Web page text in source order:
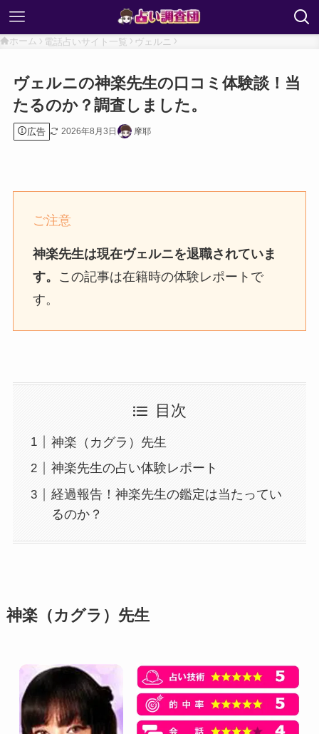
ホーム 電話占いサイト一覧 ヴェルニ
ヴェルニの神楽先生の口コミ体験談！当
たるのか？調査しました。
広告 2026年8月3日 摩耶
ご注意
神楽先生は現在ヴェルニを退職されていま
す。
この記事は在籍時の体験レポートで
す。
目次
神楽（カグラ）先生
神楽先生の占い体験レポート
経過報告！神楽先生の鑑定は当たってい
るのか？
神楽（カグラ）先生